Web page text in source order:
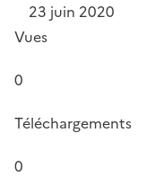
23 juin 2020
Vues
0
Téléchargements
0